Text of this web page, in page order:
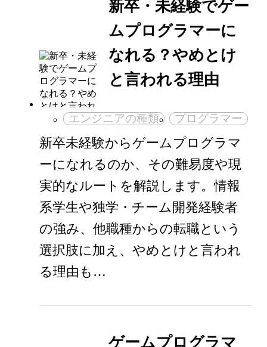
新卒・未経験でゲー
ムプログラマーに
なれる？やめとけ
と言われる理由
エンジニアの種類 プログラマー
新卒未経験からゲームプログラマ
ーになれるのか、その難易度や現
実的なルートを解説します。情報
系学生や独学・チーム開発経験者
の強み、他職種からの転職という
選択肢に加え、やめとけと言われ
る理由も…
ゲームプログラマ